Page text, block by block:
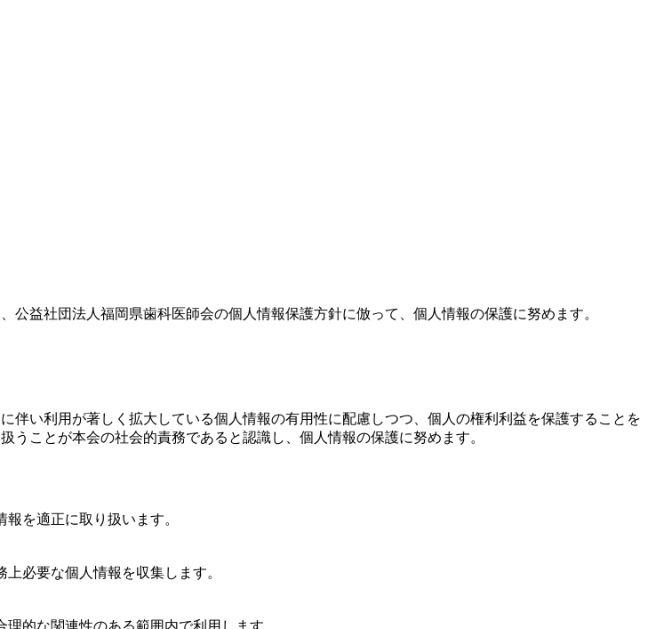
益社団法人福岡県歯科医師会の個人情報保護方針に倣って、個人情報の保護に努めます。
い利用が著しく拡大している個人情報の有用性に配慮しつつ、個人の権利利益を保護することを
ことが本会の社会的責務であると認識し、個人情報の保護に努めます。
を適正に取り扱います。
必要な個人情報を収集します。